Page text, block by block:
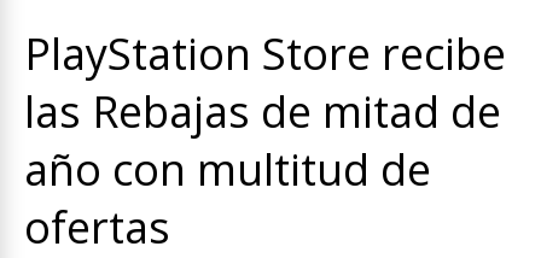
PlayStation Store recibe
las Rebajas de mitad de
año con multitud de
ofertas